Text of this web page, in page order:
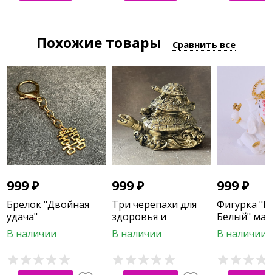
Похожие товары Сравнить все
999₽
Брелок "Двойная
удача"
В наличии
999₽
Три черепахи для
здоровья и
изобилия
В наличии
999₽
Фигурка
Белый"
В наличии